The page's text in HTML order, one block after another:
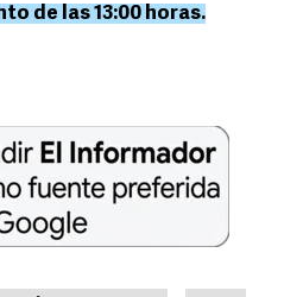
de las 13:00 horas.